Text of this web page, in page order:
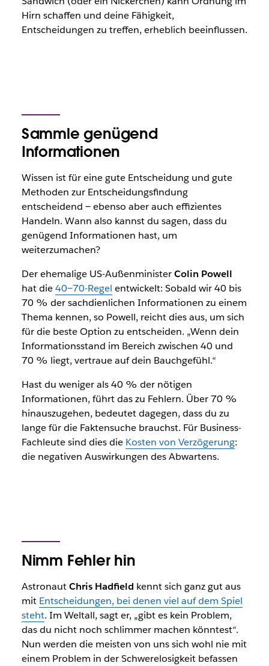
Hirn schaffen und deine Fähigkeit,
Entscheidungen zu treffen, erheblich beeinflussen.
Sammle genügend
Informationen
Wissen ist für eine gute Entscheidung und gute
Methoden zur Entscheidungsfindung
entscheidend ‒ ebenso aber auch effizientes
Handeln. Wann also kannst du sagen, dass du
genügend Informationen hast, um
weiterzumachen?
Der ehemalige US-AußenministerColin Powell
hat die40‒70-Regel entwickelt: Sobald wir 40 bis
70 % der sachdienlichen Informationen zu einem
Thema kennen, so Powell, reicht dies aus, um sich
für die beste Option zu entscheiden. „Wenn dein
Informationsstand im Bereich zwischen 40 und
70 % liegt, vertraue auf dein Bauchgefühl.“
Hast du weniger als 40 % der nötigen
Informationen, führt das zu Fehlern. Über 70 %
hinauszugehen, bedeutet dagegen, dass du zu
lange für die Faktensuche brauchst. Für Business-
Fachleute sind dies die Kosten von Verzögerung:
die negativen Auswirkungen des Abwartens.
Nimm Fehler hin
AstronautChris Hadfield kennt sich ganz gut aus
mit Entscheidungen, bei denen viel auf dem Spiel
steht. Im Weltall, sagt er, „gibt es kein Problem,
das du nicht noch schlimmer machen könntest“.
Nun werden die meisten von uns sich wohl nie mit
einem Problem in der Schwerelosigkeit befassen